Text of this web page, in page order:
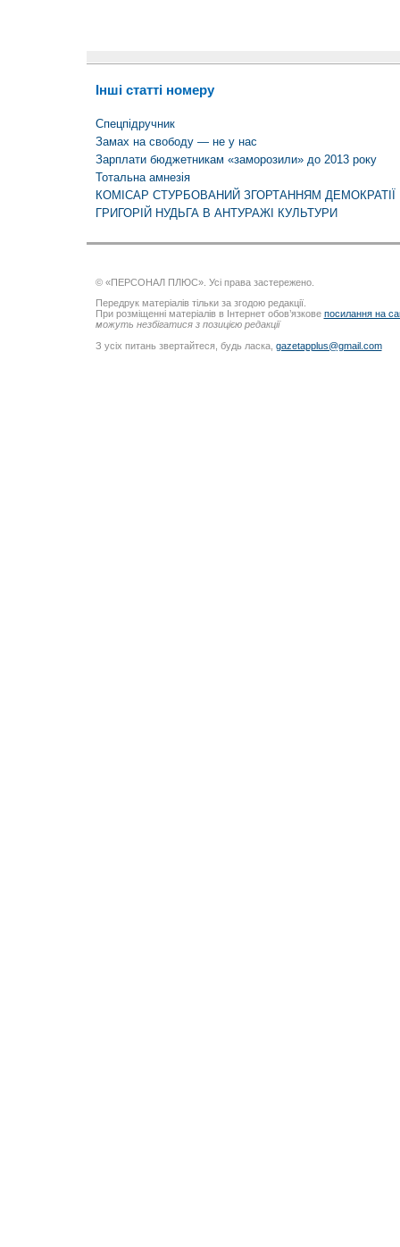
Інші статті номеру
Спецпідручник
Замах на свободу — не у нас
Зарплати бюджетникам «заморозили» до 2013 року
Тотальна амнезія
КОМІСАР СТУРБОВАНИЙ ЗГОРТАННЯМ ДЕМОКРАТІЇ
ГРИГОРІЙ НУДЬГА В АНТУРАЖІ КУЛЬТУРИ
© «ПЕРСОНАЛ ПЛЮС». Усі права застережено.
Передрук матеріалів тільки за згодою редакції.
При розміщенні матеріалів в Інтернет обов’язкове посилання на
можуть незбігатися з позицією редакції
З усіх питань звертайтеся, будь ласка, gazetapplus@gmail.com